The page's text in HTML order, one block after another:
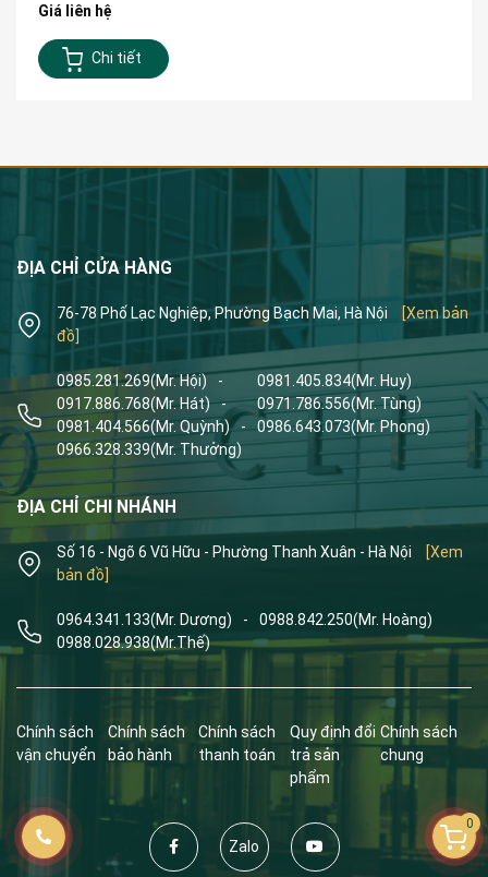
Giá liên hệ
Chi tiết
ĐỊA CHỈ CỬA HÀNG
76-78 Phố Lạc Nghiệp, Phường Bạch Mai, Hà Nội
[Xem bản
đồ]
0985.281.269(Mr. Hội) - 0981.405.834(Mr. Huy)
0917.886.768(Mr. Hát) - 0971.786.556(Mr. Tùng)
0981.404.566(Mr. Quỳnh) - 0986.643.073(Mr. Phong)
0966.328.339(Mr. Thưởng)
ĐỊA CHỈ CHI NHÁNH
Số 16 - Ngõ 6 Vũ Hữu - Phường Thanh Xuân - Hà Nội
[Xem
bản đồ]
0964.341.133(Mr. Dương) - 0988.842.250(Mr. Hoàng)
0988.028.938(Mr.Thế)
Chính sách
vận chuyển
Chính sách
bảo hành
Chính sách
thanh toán
Quy định đổi
trả sản
phẩm
Chính sách
chung
Zalo
0